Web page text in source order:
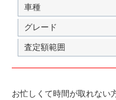
お忙しくて時間が取れない